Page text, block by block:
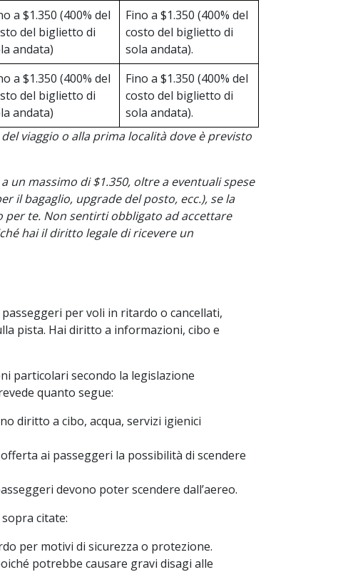
a $1.350 (400% del
del biglietto di
andata)
Fino a $1.350 (400% del
costo del biglietto di
sola andata).
a $1.350 (400% del
del biglietto di
andata)
Fino a $1.350 (400% del
costo del biglietto di
sola andata).
viaggio o alla prima località dove è previsto
un massimo di $1.350, oltre a eventuali spese
il bagaglio, upgrade del posto, ecc.), se la
per te. Non sentirti obbligato ad accettare
hai il diritto legale di ricevere un
per voli in ritardo o cancellati,
pista. Hai diritto a informazioni, cibo e
particolari secondo la legislazione
quanto segue:
diritto a cibo, acqua, servizi igienici
ai passeggeri la possibilità di scendere
devono poter scendere dall’aereo.
citate:
per motivi di sicurezza o protezione.
potrebbe causare gravi disagi alle